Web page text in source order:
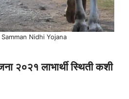
Nidhi Yojana
२०२१ लाभार्थी स्थिती कशी